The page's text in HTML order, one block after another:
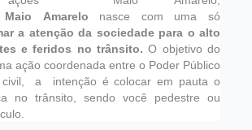
Maio Amarelo nasce com uma só
a atenção da sociedade para o alto
e feridos no trânsito.O objetivo do
ação coordenada entre o Poder Público
civil, a intenção é colocar em pauta o
no trânsito, sendo você pedestre ou